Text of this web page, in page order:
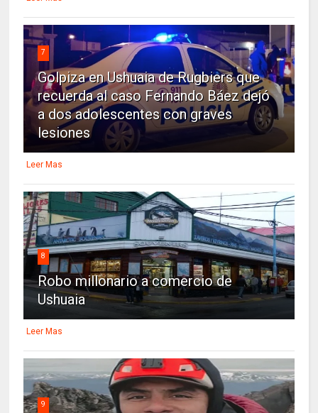
7
Golpiza en Ushuaia de Rugbiers que
recuerda al caso Fernando Báez dejó
a dos adolescentes con graves
lesiones
Leer Mas
8
Robo millonario a comercio de
Ushuaia
Leer Mas
9